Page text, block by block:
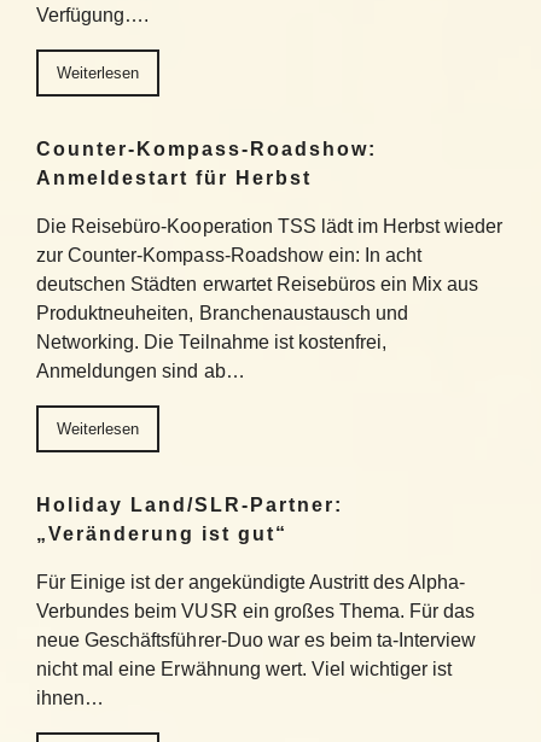
Verfügung….
Weiterlesen
Counter-Kompass-Roadshow:
Anmeldestart für Herbst
Die Reisebüro-Kooperation TSS lädt im Herbst wieder
zur Counter-Kompass-Roadshow ein: In acht
deutschen Städten erwartet Reisebüros ein Mix aus
Produktneuheiten, Branchenaustausch und
Networking. Die Teilnahme ist kostenfrei,
Anmeldungen sind ab…
Weiterlesen
Holiday Land/SLR-Partner:
„Veränderung ist gut“
Für Einige ist der angekündigte Austritt des Alpha-
Verbundes beim VUSR ein großes Thema. Für das
neue Geschäftsführer-Duo war es beim ta-Interview
nicht mal eine Erwähnung wert. Viel wichtiger ist
ihnen…